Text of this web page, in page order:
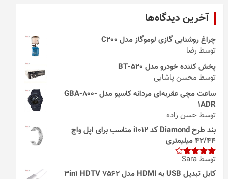
آخرین دیدگاه‌ها
چراغ روشنایی گازی لوموگاز مدل C200
توسط رضا
پخش کننده خودرو مدل 520-BT
توسط محسن پاشایی
ساعت مچی عقربه‌ای مردانه کاسیو مدل GBA-800-
1ADR
توسط حسن زاده
بند طرح Diamond کد i1012 مناسب برای اپل واچ
42/44 میلیمتری
امتیاز4
از 5
توسط Sara
کابل تبدیل USB به HDMI مدل 3in1 HDTV 7562